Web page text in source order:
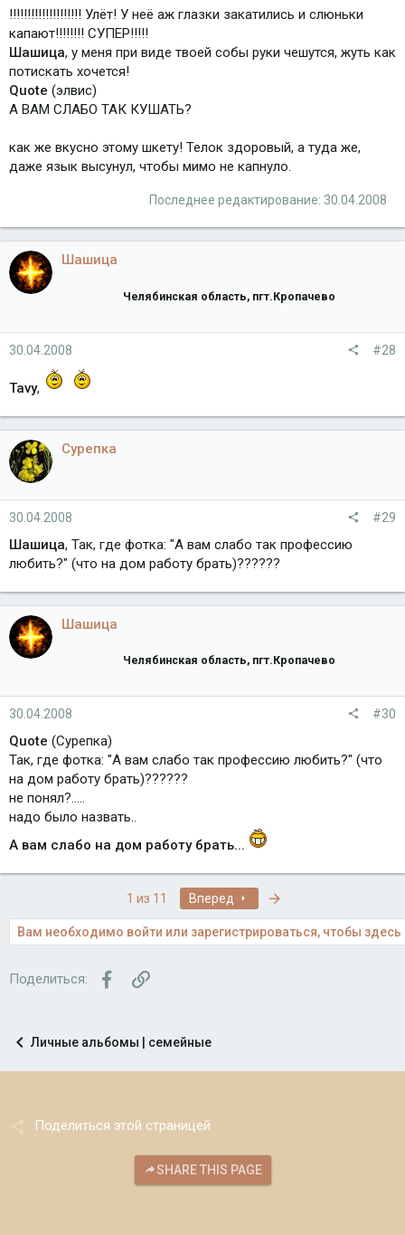
!!!!!!!!!!!!!!!!!!!! Улёт! У неё аж глазки закатились и слюньки
капают!!!!!!!! СУПЕР!!!!!
Шашица, у меня при виде твоей собы руки чешутся, жуть как
потискать хочется!
Quote (элвис)
А ВАМ СЛАБО ТАК КУШАТЬ?
как же вкусно этому шкету! Телок здоровый, а туда же,
даже язык высунул, чтобы мимо не капнуло.
Последнее редактирование: 30.04.2008
Шашица
Челябинская область, пгт.Кропачево
30.04.2008 #28
Tavy,
Сурепка
30.04.2008 #29
Шашица, Так, где фотка: "А вам слабо так профессию
любить?" (что на дом работу брать)??????
Шашица
Челябинская область, пгт.Кропачево
30.04.2008 #30
Quote (Сурепка)
Так, где фотка: "А вам слабо так профессию любить?" (что
на дом работу брать)??????
не понял?.....
надо было назвать..
А вам слабо на дом работу брать...
1 из 11 Вперед
Вам необходимо войти или зарегистрироваться, чтобы здесь
Поделиться: FacebookСсылка
Личные альбомы | семейные
Поделиться этой страницей
SHARE THIS PAGE